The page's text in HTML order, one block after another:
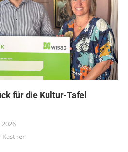
für die Kultur-Tafel
2026
Kastner